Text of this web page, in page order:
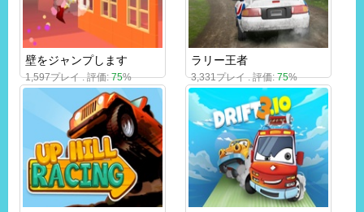
壁をジャンプします
1,597プレイ . 評価:75%
ラリー王者
3,331プレイ . 評価:75%